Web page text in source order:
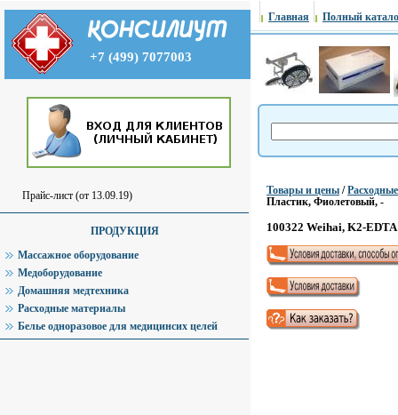
+7 (499) 7077003
Прайс-лист (от 13.09.19)
ПРОДУКЦИЯ
Массажное оборудование
Медоборудование
Домашняя медтехника
Расходные материалы
Белье одноразовое для медицинсих целей
Главная Полный
Товары и цены /
Пластик, Фиолетовый, -
100322 Weihai, K2-